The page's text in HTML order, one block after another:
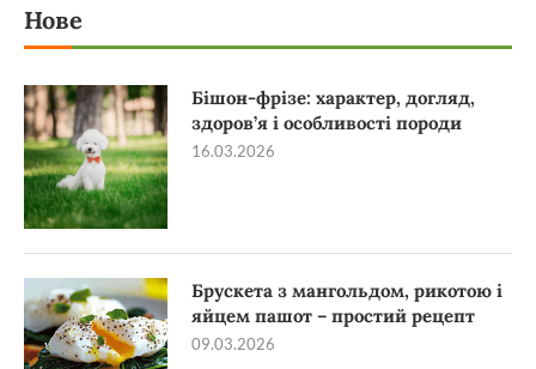
Нове
Бішон-фрізе: характер, догляд,
здоров’я і особливості породи
16.03.2026
Брускета з мангольдом, рикотою і
яйцем пашот – простий рецепт
09.03.2026